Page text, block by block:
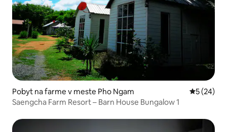
Pobyt na farme v meste Pho Ngam
5 (24)
Saengcha Farm Resort – Barn House Bungalow 1